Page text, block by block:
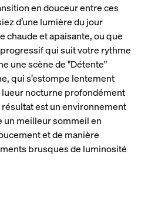
en douceur entre ces
d’une lumière du jour
chaude et apaisante, ou que
qui suit votre rythme
une scène de "Détente"
qui s’estompe lentement
lueur nocturne profondément
est un environnement
un meilleur sommeil en
et de manière
brusques de luminosité